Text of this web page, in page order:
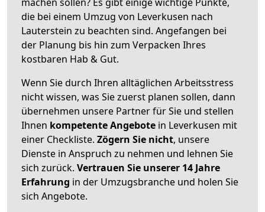
die bei einem Umzug von Leverkusen nach
Lauterstein zu beachten sind. Angefangen bei
der Planung bis hin zum Verpacken Ihres
kostbaren Hab & Gut.
Wenn Sie durch Ihren alltäglichen Arbeitsstress
nicht wissen, was Sie zuerst planen sollen, dann
übernehmen unsere Partner für Sie und stellen
Ihnen kompetente Angebote in Leverkusen mit
einer Checkliste. Zögern Sie nicht, unsere
Dienste in Anspruch zu nehmen und lehnen Sie
sich zurück. Vertrauen Sie unserer 14 Jahre
Erfahrung in der Umzugsbranche und holen Sie
sich Angebote.